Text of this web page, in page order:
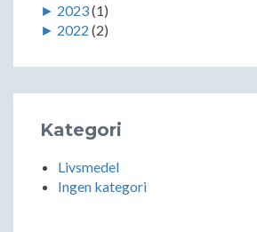
► 2023(1)
► 2022 (2)
Kategori
Livsmedel
Ingen kategori